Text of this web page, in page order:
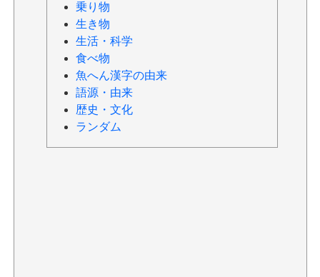
乗り物
生き物
生活・科学
食べ物
魚へん漢字の由来
語源・由来
歴史・文化
ランダム